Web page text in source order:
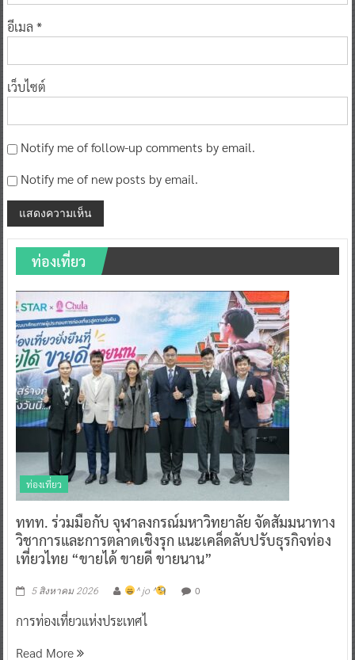
อีเมล *
เว็บไซต์
Notify me of follow-up comments by email.
Notify me of new posts by email.
ท่องเที่ยว
ท่องเที่ยว
ททท. ร่วมมือกับ จุฬาลงกรณ์มหาวิทยาลัย จัดสัมมนาทาง
วิชาการและการตลาดเชิงรุก แนะเคล็ดลับปรับธุรกิจท่อง
เที่ยวไทย “ขายได้ ขายดี ขายนาน”
5 สิงหาคม 2026 ^ jo ^ 0
การท่องเที่ยวแห่งประเทศไ
Read More